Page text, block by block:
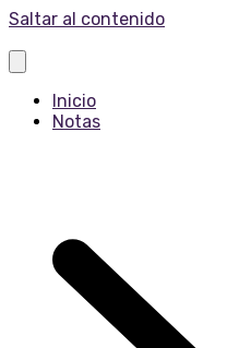
Saltar al contenido
Inicio
Notas